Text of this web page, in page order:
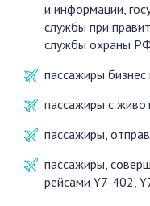
и информации,
службы при
службы охраны
пассажиры
пассажиры с
пассажиры,
пассажиры,
рейсами Y7-402,